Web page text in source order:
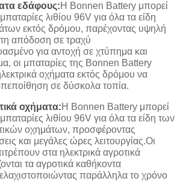
εδάφους:Η Bonnen Battery μπορεί
λιθίου 96V για όλα τα είδη
εκτός δρόμου, παρέχοντας υψηλή
απόδοση σε τραχύ
για αντοχή σε χτύπημα και
οι μπαταρίες της Bonnen Battery
οχήματα εκτός δρόμου να
σε δύσκολα τοπία.
οχήματα:Η Bonnen Battery μπορεί
λιθίου 96V για όλα τα είδη των
οχημάτων, προσφέροντας
και μεγάλες ώρες λειτουργίας.Οι
στα ηλεκτρικά αγροτικά
τα αγροτικά καθήκοντα
παράλληλα το χρόνο